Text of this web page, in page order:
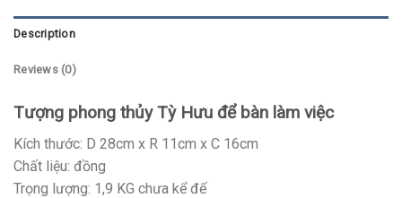
Description
Reviews (0)
Tượng phong thủy Tỳ Hưu để bàn làm việc
Kích thước: D 28cm x R 11cm x C 16cm
Chất liệu: đồng
Trọng lượng: 1,9 KG chưa kể đế